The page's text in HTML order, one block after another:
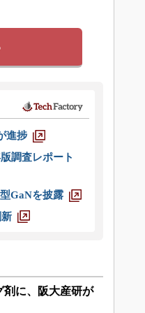
進捗
調査レポート
GaNを披露
剤に、阪大産研が